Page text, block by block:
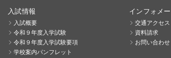
入試情報
入試概要
令和９年度入学試験
令和９年度入学試験要項
学校案内パンフレット
インフォメ
交通アクセス
資料請求
お問い合わせ